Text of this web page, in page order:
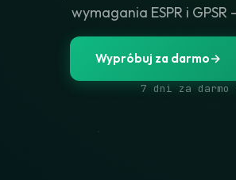
wymagania ESPR i
Wypróbuj za darmo→
7 dni za darmo